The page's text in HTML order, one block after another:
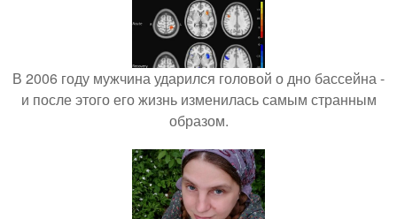
В 2006 году мужчина ударился головой о дно бассейна -
и после этого его жизнь изменилась самым странным
образом.